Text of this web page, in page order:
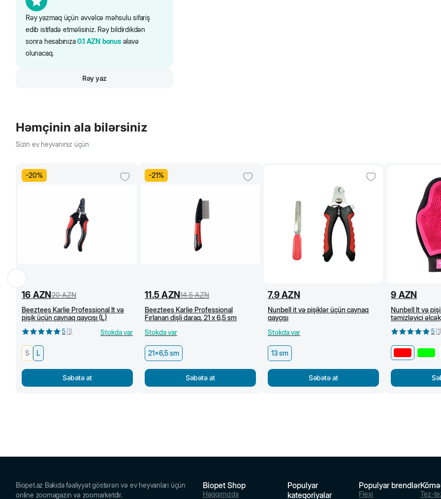
Rəy yazmaq üçün əvvəlcə məhsulu sifariş
edib istifadə etməlisiniz. Rəy bildirdikdən
sonra hesabınıza0.1 AZN bonusəlavə
olunacaq.
Rəy yaz
Həmçinin ala bilərsiniz
Sizin ev heyvanınız üçün
-20%
16 AZN20 AZN
Beeztees Karlie Professional İt və
pişik üçün caynaq qayçısı (L)
5 (1) Stokda var
S L
Səbətə at
-21%
11.5 AZN14.5 AZN
Beeztees Karlie Professional
Fırlanan dişli daraq, 21 x 6,5 sm
Stokda var
21x6,5 sm
Səbətə at
7.9 AZN
Nunbell it və pişiklər üçün caynaq
qayçısı
Stokda var
13 sm
Səbətə at
9 AZN
Nunbell İt və
təmizləyici əlcək,
5 (1)
Biopet.az Bakıda fəaliyyət göstərən və ev heyvanları üçün
online zoomagazin və zoomarketdir.
Biopet Shop
Haqqımızda
Populyar
kateqoriyalar
Populyar brendlər
Flexi
Tez-